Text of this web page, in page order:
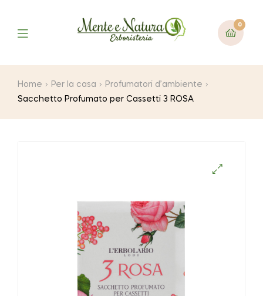
0
Home Per la casa
Profumatori d’ambiente
Sacchetto Profumato per Cassetti 3 ROSA